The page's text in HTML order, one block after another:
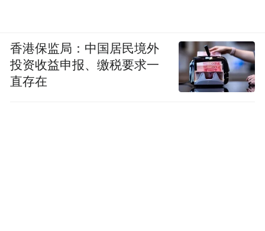
香港保监局：中国居民境外
投资收益申报、缴税要求一
直存在